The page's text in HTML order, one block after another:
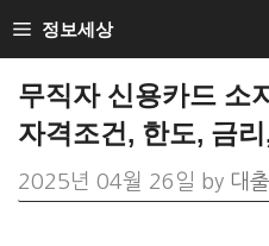
Skip
to
content
정보세상
무직자 신용카드 소
자격조건, 한도, 금
2025년 04월 26일 by 대